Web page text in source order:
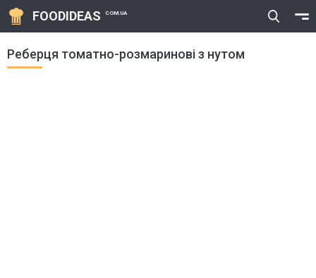
FOODIDEAS COM.UA
Реберця томатно-розмаринові з нутом